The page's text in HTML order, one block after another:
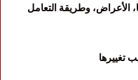
أسباب لظهورها، الأعراض، وطريقة التعامل
تغييرها